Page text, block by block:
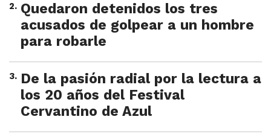
2. Quedaron detenidos los tres
acusados de golpear a un hombre
para robarle
3. De la pasión radial por la lectura a
los 20 años del Festival
Cervantino de Azul